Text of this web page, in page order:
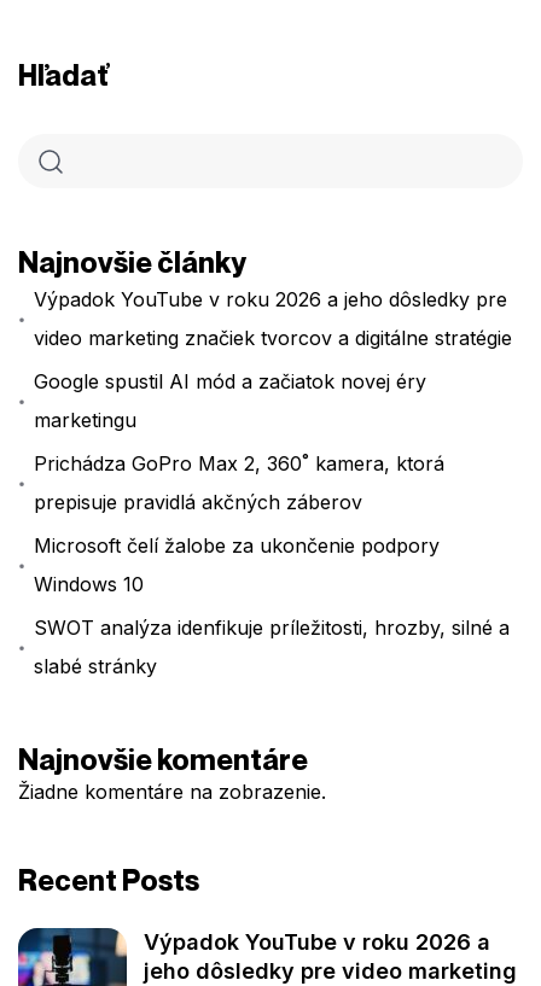
Hľadať
Najnovšie články
Výpadok YouTube v roku 2026 a jeho dôsledky pre
video marketing značiek tvorcov a digitálne stratégie
Google spustil AI mód a začiatok novej éry
marketingu
Prichádza GoPro Max 2, 360˚ kamera, ktorá
prepisuje pravidlá akčných záberov
Microsoft čelí žalobe za ukončenie podpory
Windows 10
SWOT analýza idenfikuje príležitosti, hrozby, silné a
slabé stránky
Najnovšie komentáre
Žiadne komentáre na zobrazenie.
Recent Posts
Výpadok YouTube v roku 2026 a
jeho dôsledky pre video marketing